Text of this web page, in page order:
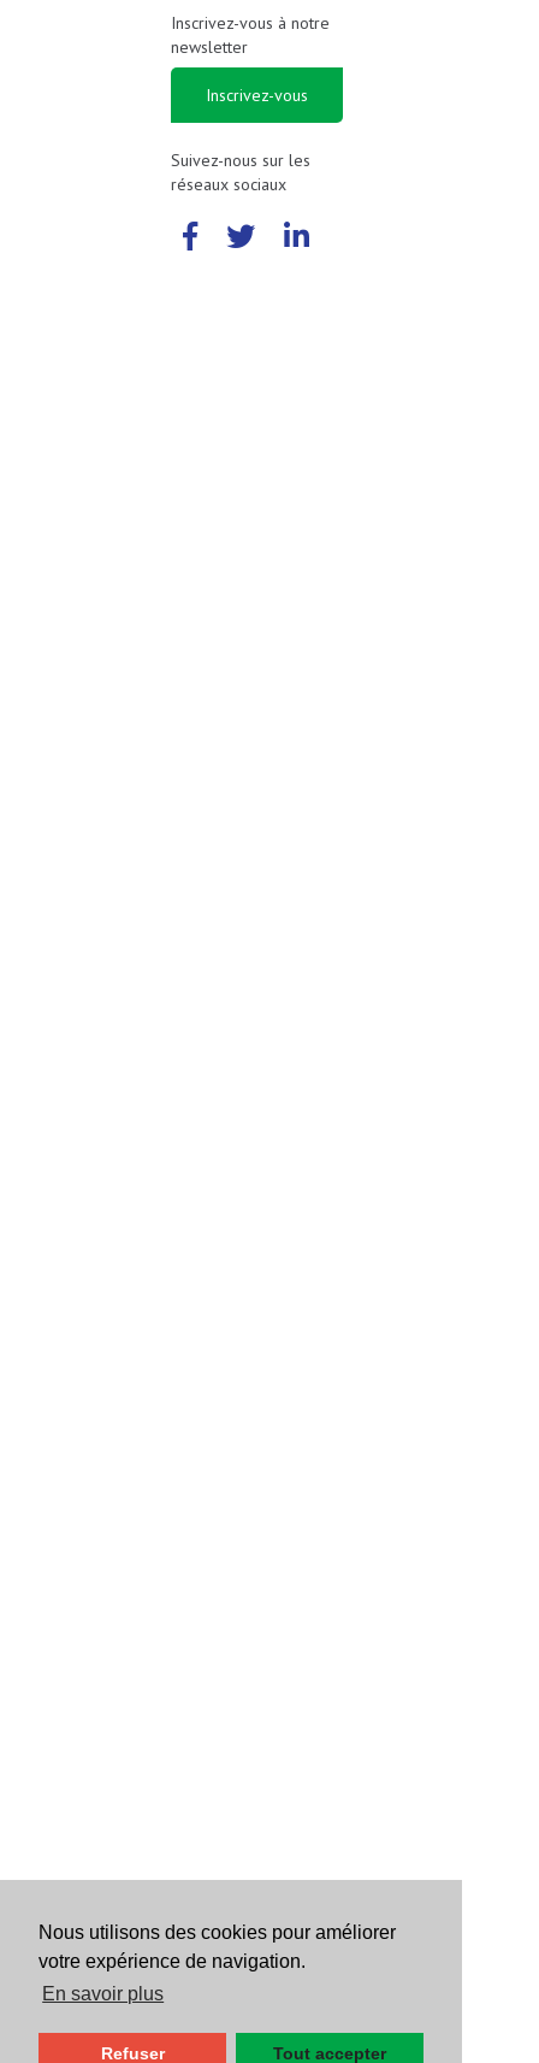
Nous utilisons des cookies pour améliorer
votre expérience de navigation.
En savoir plus
Refuser Tout accepter
Inscrivez-vous à notre
newsletter
Inscrivez-vous
Suivez-nous sur les
réseaux sociaux